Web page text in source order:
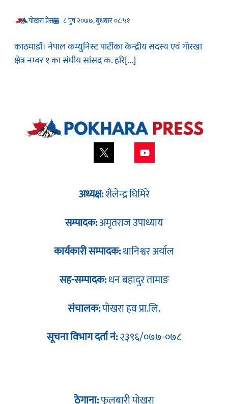
प‍ोखरा प्रेस ८ पुष २०७७, बुधबार ०८:५१
काठमाडौँ। नेपाल कम्युनिस्ट पार्टीका केन्द्रीय सदस्य एवं गोरखा
क्षेत्र नम्बर १ का संघीय सांसद क. हरि[...]
अध्यक्ष:शैलेन्द्र घिमिरे
सम्पादक:अमृतराज उपाध्याय
कार्यकारी सम्पादक:थानिश्वर अर्याल
सह-सम्पादक:धन बहादुर तामाङ
संचालक:पोखरा हव प्रा.लि.
सूचना विभाग दर्ता नं:२३९६/०७७-०७८